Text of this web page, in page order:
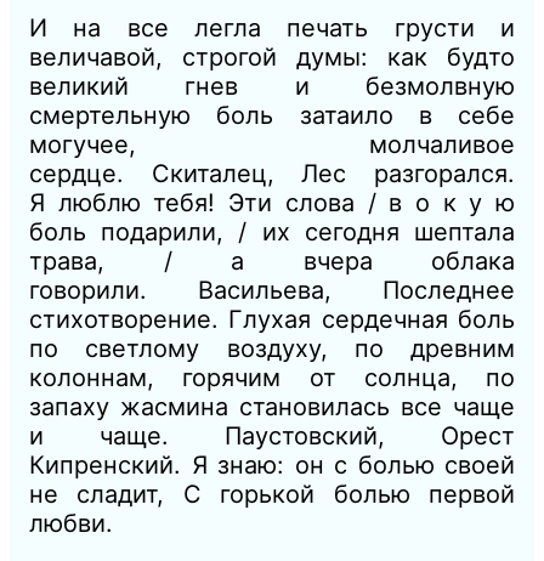
И на все легла печать грусти и
величавой, строгой думы: как будто
великий гнев и безмолвную
смертельную боль затаило в себе
могучее, молчаливое
сердце. Скиталец, Лес разгорался.
Я люблю тебя! Эти слова / в о к у ю
боль подарили, / их сегодня шептала
трава, / а вчера облака
говорили. Васильева, Последнее
стихотворение. Глухая сердечная боль
по светлому воздуху, по древним
колоннам, горячим от солнца, по
запаху жасмина становилась все чаще
и чаще. Паустовский, Орест
Кипренский. Я знаю: он с болью своей
не сладит, С горькой болью первой
любви.